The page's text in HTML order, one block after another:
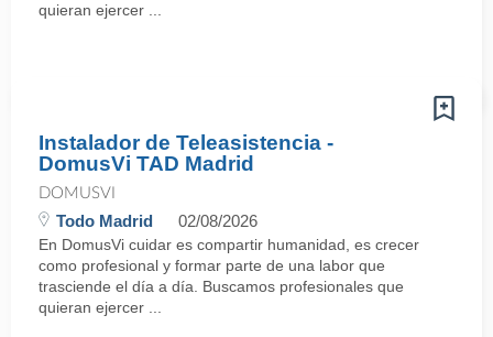
quieran ejercer ...
Instalador de Teleasistencia -
DomusVi TAD Madrid
DOMUSVI
Todo Madrid 02/08/2026
En DomusVi cuidar es compartir humanidad, es crecer
como profesional y formar parte de una labor que
trasciende el día a día. Buscamos profesionales que
quieran ejercer ...